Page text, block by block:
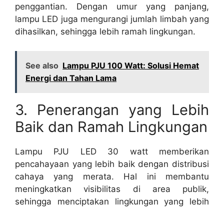
penggantian. Dengan umur yang panjang,
lampu LED juga mengurangi jumlah limbah yang
dihasilkan, sehingga lebih ramah lingkungan.
See also Lampu PJU 100 Watt: Solusi Hemat
Energi dan Tahan Lama
3. Penerangan yang Lebih
Baik dan Ramah Lingkungan
Lampu PJU LED 30 watt memberikan
pencahayaan yang lebih baik dengan distribusi
cahaya yang merata. Hal ini membantu
meningkatkan visibilitas di area publik,
sehingga menciptakan lingkungan yang lebih